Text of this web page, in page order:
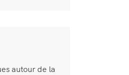
autour de la